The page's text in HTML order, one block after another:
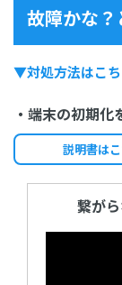
故障かな
▼対処方法はこ
・端末の初期
説明書は
繋が